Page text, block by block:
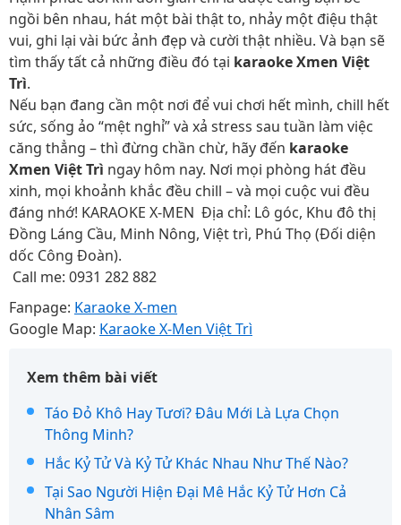
ngồi bên nhau, hát một bài thật to, nhảy một điệu thật
vui, ghi lại vài bức ảnh đẹp và cười thật nhiều. Và bạn sẽ
tìm thấy tất cả những điều đó tại karaoke Xmen Việt
Trì.
Nếu bạn đang cần một nơi để vui chơi hết mình, chill hết
sức, sống ảo “mệt nghỉ” và xả stress sau tuần làm việc
căng thẳng – thì đừng chần chừ, hãy đến karaoke
Xmen Việt Trì ngay hôm nay. Nơi mọi phòng hát đều
xinh, mọi khoảnh khắc đều chill – và mọi cuộc vui đều
đáng nhớ! KARAOKE X-MEN Địa chỉ: Lô góc, Khu đô thị
Đồng Láng Cầu, Minh Nông, Việt trì, Phú Thọ (Đối diện
dốc Công Đoàn).
Call me: 0931 282 882
Fanpage: Karaoke X-men
Google Map: Karaoke X-Men Việt Trì
Xem thêm bài viết
Táo Đỏ Khô Hay Tươi? Đâu Mới Là Lựa Chọn
Thông Minh?
Hắc Kỷ Tử Và Kỷ Tử Khác Nhau Như Thế Nào?
Tại Sao Người Hiện Đại Mê Hắc Kỷ Tử Hơn Cả
Nhân Sâm